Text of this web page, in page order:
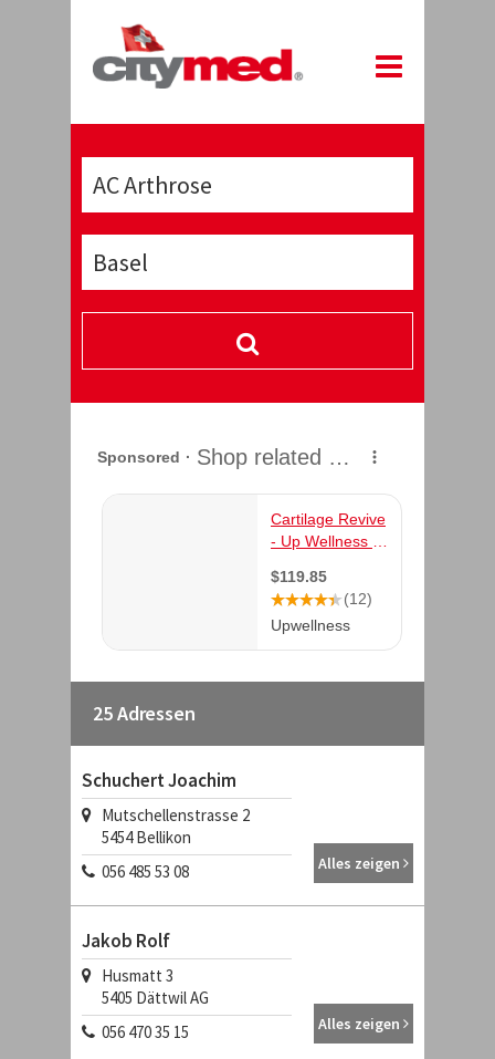
25 Adressen
Schuchert Joachim
Mutschellenstrasse 2
5454 Bellikon
056 485 53 08
Alles zeigen
Jakob Rolf
Husmatt 3
5405 Dättwil AG
056 470 35 15
Alles zeigen